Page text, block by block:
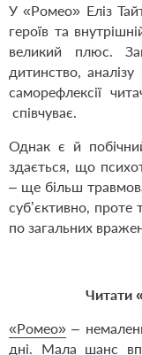
У «Ромео» Еліз
героїв та
великий плюс.
дитинство,
саморефлексії
співчуває.
Однак є й
здається, що
– ще більш
суб’єктивно,
по загальних
Читати
«Ромео» –
дні. Мала шанс